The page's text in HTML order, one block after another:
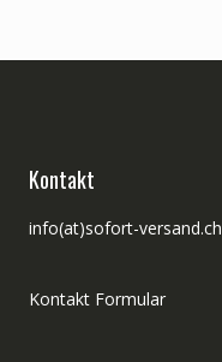
Kontakt
info(at)sofort-versand.ch
Kontakt Formular